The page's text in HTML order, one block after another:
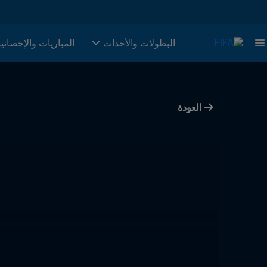
البطولات والأحدات المباريات
العودة